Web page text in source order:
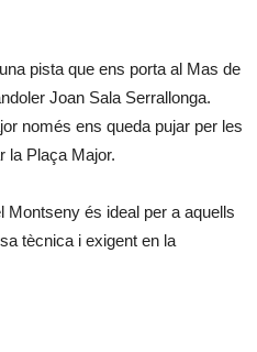
pista que ens porta al Mas de
Joan Sala Serrallonga.
només ens queda pujar per les
la Plaça Major.
Montseny és ideal per a aquells
tècnica i exigent en la